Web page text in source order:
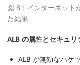
図 8：インターネット
た結果
ALB の属性とセキュ
ALB が無効なパケ